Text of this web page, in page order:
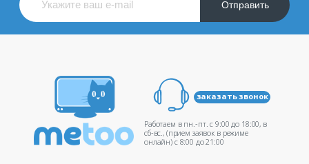
Отправить
заказать звонок
Работаем в пн.-пт. c 9:00 до 18:00, в
сб-вс., (прием заявок в режиме
онлайн) c 8:00 до 21:00